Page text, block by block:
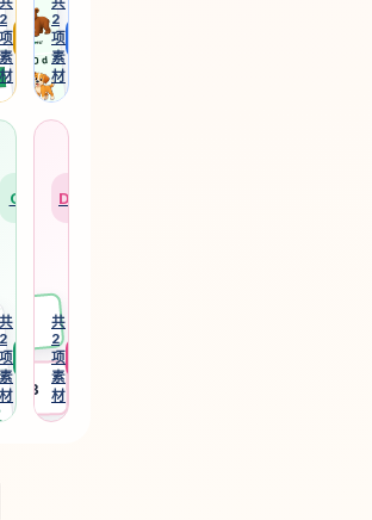
形
等
早
期
数
学
素
材。
2
项
素
材
顺
与
动
物
字
母
2
项
素
材
CVC
语
拼
读
素
读
与
高
频
词
学
共
2
项
素
材
Desk
名
标
签
与
课
堂
桌
共
2
项
素
材
3